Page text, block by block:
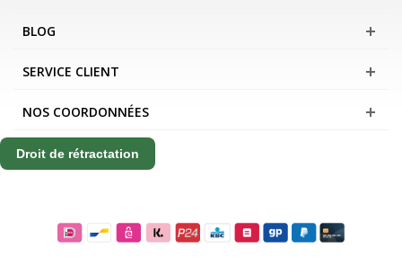
BLOG
SERVICE CLIENT
NOS COORDONNÉES
Droit de rétractation